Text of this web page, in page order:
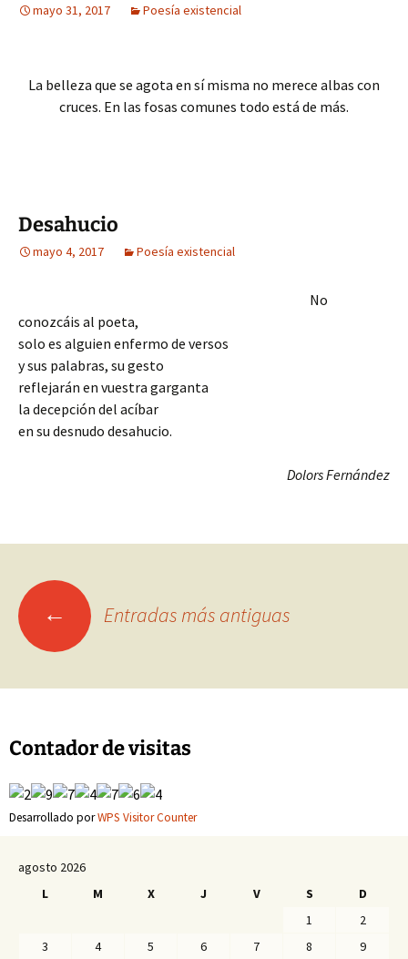
mayo 31, 2017 Poesía existencial
La belleza que se agota en sí misma no merece albas con
cruces. En las fosas comunes todo está de más.
Desahucio
mayo 4, 2017 Poesía existencial
No
conozcáis al poeta,
solo es alguien enfermo de versos
y sus palabras, su gesto
reflejarán en vuestra garganta
la decepción del acíbar
en su desnudo desahucio.
Dolors Fernández
Ir
entradas
← Entradas más antiguas
Contador de visitas
Desarrollado porWPS Visitor Counter
agosto 2026
L
M X J V S
D
1
2
3
4 5 6 7 8
9